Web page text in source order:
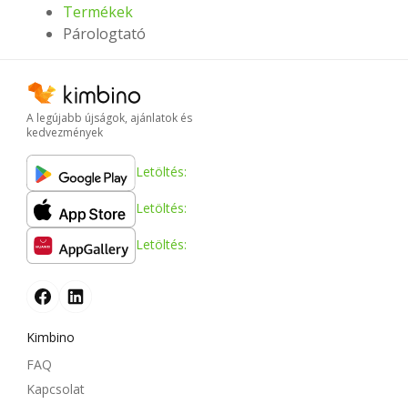
Termékek
Párologtató
A legújabb újságok, ajánlatok és
kedvezmények
Letöltés:
Letöltés:
Letöltés:
Kimbino
FAQ
Kapcsolat